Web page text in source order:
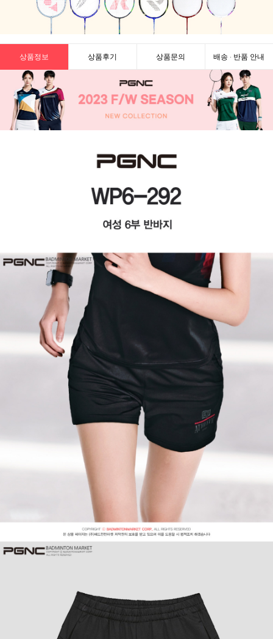
상품정보 상품후기 상품문의 배송 · 반품 안내